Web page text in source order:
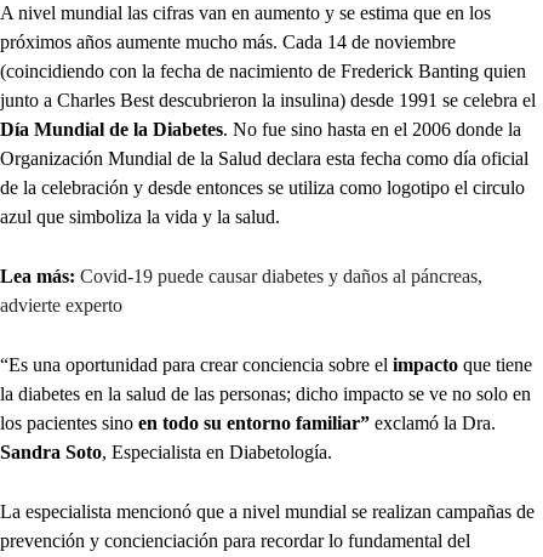
A nivel mundial las cifras van en aumento y se estima que en los
próximos años aumente mucho más. Cada 14 de noviembre
(coincidiendo con la fecha de nacimiento de Frederick Banting quien
junto a Charles Best descubrieron la insulina) desde 1991 se celebra el
Día Mundial de la Diabetes. No fue sino hasta en el 2006 donde la
Organización Mundial de la Salud declara esta fecha como día oficial
de la celebración y desde entonces se utiliza como logotipo el circulo
azul que simboliza la vida y la salud.
Lea más: Covid-19 puede causar diabetes y daños al páncreas,
advierte experto
“Es una oportunidad para crear conciencia sobre el impacto que tiene
la diabetes en la salud de las personas; dicho impacto se ve no solo en
los pacientes sino en todo su entorno familiar” exclamó la Dra.
Sandra Soto, Especialista en Diabetología.
La especialista mencionó que a nivel mundial se realizan campañas de
prevención y concienciación para recordar lo fundamental del